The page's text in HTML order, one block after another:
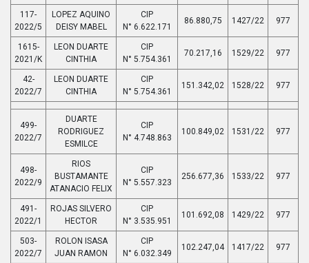
117-
2022/5
LOPEZ AQUINO
DEISY MABEL
CIP
N° 6.622.171
86.880,75 1427/22 977
1615-
2021/K
LEON DUARTE
CINTHIA
CIP
N° 5.754.361
70.217,16 1529/22 977
42-
2022/7
LEON DUARTE
CINTHIA
CIP
N° 5.754.361
151.342,02 1528/22 977
499-
2022/7
DUARTE
RODRIGUEZ
ESMILCE
CIP
N° 4.748.863
100.849,02 1531/22 977
498-
2022/9
RIOS
BUSTAMANTE
ATANACIO FELIX
CIP
N° 5.557.323
256.677,36 1533/22 977
491-
2022/1
ROJAS SILVERO
HECTOR
CIP
N° 3.535.951
101.692,08 1429/22 977
503-
2022/7
ROLON ISASA
JUAN RAMON
CIP
N° 6.032.349
102.247,04 1417/22 977